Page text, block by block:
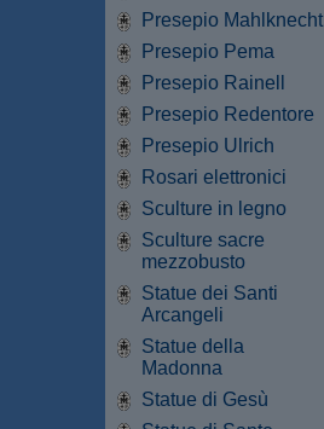
Presepio Mahlknecht
Presepio Pema
Presepio Rainell
Presepio Redentore
Presepio Ulrich
Rosari elettronici
Sculture in legno
Sculture sacre
mezzobusto
Statue dei Santi
Arcangeli
Statue della
Madonna
Statue di Gesù